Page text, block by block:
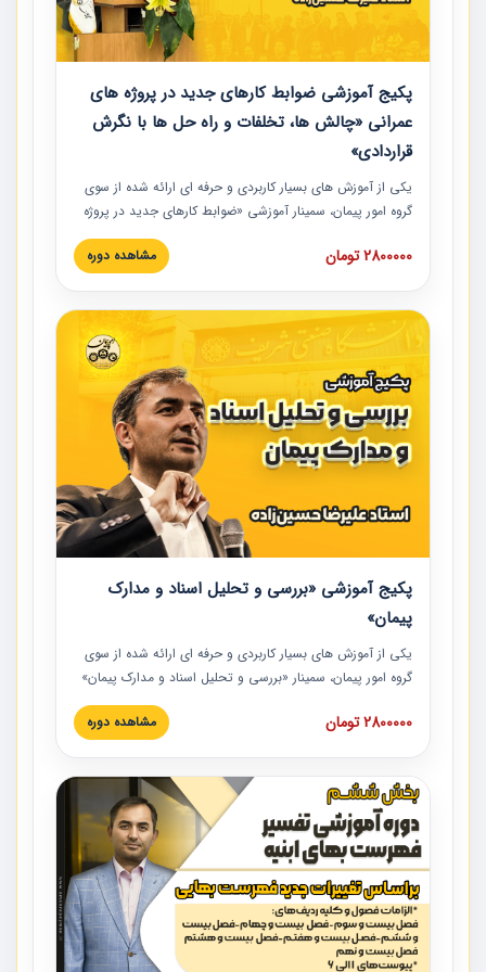
پکیج آموزشی ضوابط کارهای جدید در پروژه های
عمرانی «چالش ها، تخلفات و راه حل ها با نگرش
قراردادی»
یکی از آموزش‏‏‏‏‏‏ های بسیار کاربردی و حرفه‏ ای ارائه شده از سوی
گروه امور پیمان، سمینار آموزشی «ضوابط کارهای جدید در پروژه
های عمرانی» چالش ها، تخلفات و راه حل ها با نگرش قراردادی
است که در محل سندیکای شرکت های ساختمانی کشور ارائه شد.
مدارک پیمان به همراه تجربیات عملی ارائه شده است.
2800000 تومان مشاهده دوره
پکیج آموزشی «بررسی و تحلیل اسناد و مدارک
پیمان»
یکی از آموزش‏‏‏‏‏‏ های بسیار کاربردی و حرفه‏ ای ارائه شده از سوی
گروه امور پیمان، سمینار «بررسی و تحلیل اسناد و مدارک پیمان»
است که در دانشگاه صنعتی شریف ارائه شد. در این آموزش
نکات کلیدی مربوط به اسناد و مدارک پیمان، اولویت بندی اسناد
پیمان به همراه تجربیات عملی در این خصوص ارائه شده است.
2800000 تومان مشاهده دوره